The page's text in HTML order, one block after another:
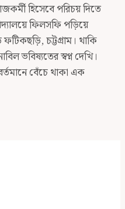
হিসেবে পরিচয় দিতে
ফিলসফি পড়িয়ে
ফটিকছড়ি, চট্টগ্রাম। থাকি
ভবিষ্যতের স্বপ্ন দেখি।
বেঁচে থাকা এক